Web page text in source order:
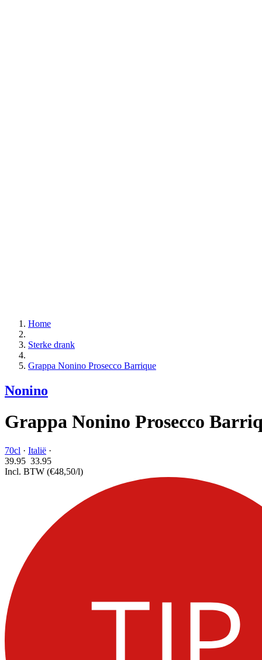
Home
Sterke drank
Grappa Nonino Prosecco Barrique
Nonino
Grappa Nonino Prosecco
70cl · Italië ·
39.95 33.95
Incl. BTW (€48,50/l)